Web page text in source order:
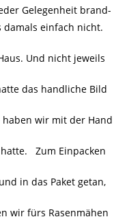
Gelegenheit brand-
damals einfach nicht.
Und nicht jeweils
das handliche Bild
wir mit der Hand
Zum Einpacken
in das Paket getan,
wir fürs Rasenmähen